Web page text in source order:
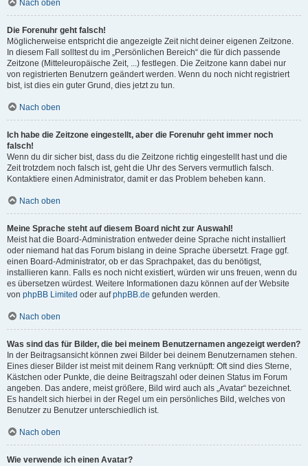
Nach oben
Die Forenuhr geht falsch!
Möglicherweise entspricht die angezeigte Zeit nicht deiner eigenen Zeitzone.
In diesem Fall solltest du im „Persönlichen Bereich“ die für dich passende
Zeitzone (Mitteleuropäische Zeit, ...) festlegen. Die Zeitzone kann dabei nur
von registrierten Benutzern geändert werden. Wenn du noch nicht registriert
bist, ist dies ein guter Grund, dies jetzt zu tun.
Nach oben
Ich habe die Zeitzone eingestellt, aber die Forenuhr geht immer noch
falsch!
Wenn du dir sicher bist, dass du die Zeitzone richtig eingestellt hast und die
Zeit trotzdem noch falsch ist, geht die Uhr des Servers vermutlich falsch.
Kontaktiere einen Administrator, damit er das Problem beheben kann.
Nach oben
Meine Sprache steht auf diesem Board nicht zur Auswahl!
Meist hat die Board-Administration entweder deine Sprache nicht installiert
oder niemand hat das Forum bislang in deine Sprache übersetzt. Frage ggf.
einen Board-Administrator, ob er das Sprachpaket, das du benötigst,
installieren kann. Falls es noch nicht existiert, würden wir uns freuen, wenn du
es übersetzen würdest. Weitere Informationen dazu können auf der Website
von phpBB Limited oder aufphpBB.de gefunden werden.
Nach oben
Was sind das für Bilder, die bei meinem Benutzernamen angezeigt werden?
In der Beitragsansicht können zwei Bilder bei deinem Benutzernamen stehen.
Eines dieser Bilder ist meist mit deinem Rang verknüpft: Oft sind dies Sterne,
Kästchen oder Punkte, die deine Beitragszahl oder deinen Status im Forum
angeben. Das andere, meist größere, Bild wird auch als „Avatar“ bezeichnet.
Es handelt sich hierbei in der Regel um ein persönliches Bild, welches von
Benutzer zu Benutzer unterschiedlich ist.
Nach oben
Wie verwende ich einen Avatar?